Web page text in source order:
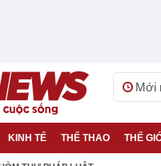
Mới
KINH TẾ THỂ THAO THẾ